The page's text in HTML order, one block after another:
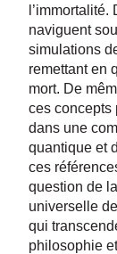
naviguent
simulations
remettant en
mort. De
ces concepts
dans une
quantique et
ces
question de
universelle
qui
philosophie